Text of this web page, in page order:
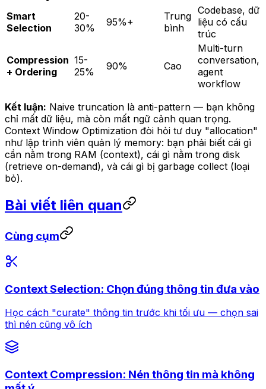
Smart
Selection
20-
30%
95%+
Trung
bình
Codebase, dữ
liệu có cấu
trúc
Compression
+ Ordering
15-
25%
90% Cao
Multi-turn
conversation,
agent
workflow
Kết luận: Naive truncation là anti-pattern — bạn không
chỉ mất dữ liệu, mà còn mất ngữ cảnh quan trọng.
Context Window Optimization đòi hỏi tư duy "allocation"
như lập trình viên quản lý memory: bạn phải biết cái gì
cần nằm trong RAM (context), cái gì nằm trong disk
(retrieve on-demand), và cái gì bị garbage collect (loại
bỏ).
Bài viết liên quan
Cùng cụm
Context Selection: Chọn đúng thông tin đưa vào
Học cách "curate" thông tin trước khi tối ưu — chọn sai
thì nén cũng vô ích
Context Compression: Nén thông tin mà không